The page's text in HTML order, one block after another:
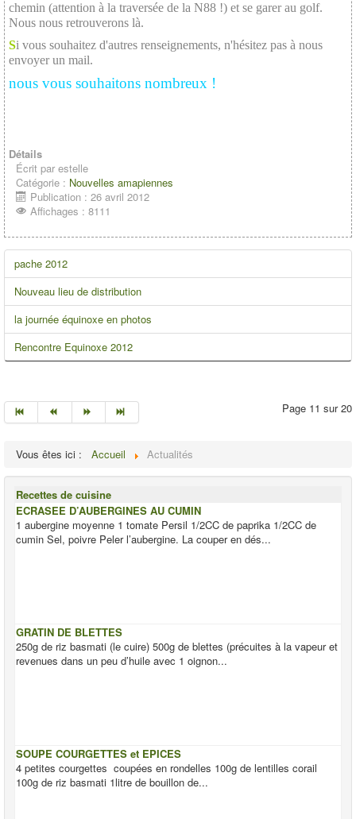
chemin (attention à la traversée de la N88 !) et se garer au golf.
Nous nous retrouverons là.
Si vous souhaitez d'autres renseignements, n'hésitez pas à nous
envoyer un mail.
nous vous souhaitons nombreux !
Détails
Écrit par estelle
Catégorie : Nouvelles amapiennes
Publication : 26 avril 2012
Affichages : 8111
pache 2012
Nouveau lieu de distribution
la journée équinoxe en photos
Rencontre Equinoxe 2012
Page 11 sur 20
Vous êtes ici : Accueil Actualités
Recettes de cuisine
ECRASEE D’AUBERGINES AU CUMIN
1 aubergine moyenne 1 tomate Persil 1/2CC de paprika 1/2CC de
cumin Sel, poivre Peler l’aubergine. La couper en dés...
GRATIN DE BLETTES
250g de riz basmati (le cuire) 500g de blettes (précuites à la vapeur et
revenues dans un peu d’huile avec 1 oignon...
SOUPE COURGETTES et EPICES
4 petites courgettes coupées en rondelles 100g de lentilles corail
100g de riz basmati 1litre de bouillon de...